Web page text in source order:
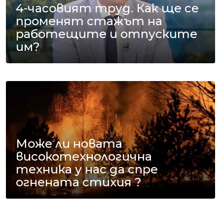
4-часовият труд. Как ще се
променят стажът на
работещите и отпуските
им?
Може ли новата
високотехнологична
техника у нас да спре
огнената стихия ?